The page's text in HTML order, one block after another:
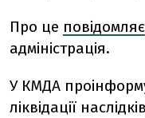
Про це повідомляє
адміністрація.
У КМДА
ліквідації